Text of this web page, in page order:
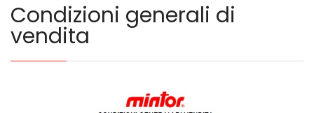
Condizioni generali di
vendita